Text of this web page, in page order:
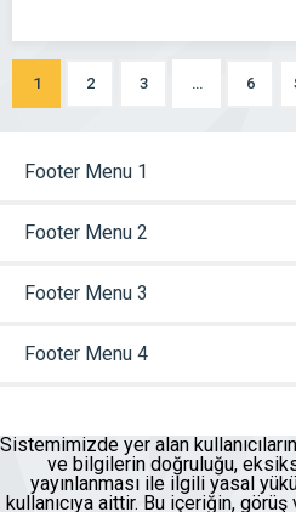
1 2 3 … 6
Footer Menu 1
Footer Menu 2
Footer Menu 3
Footer Menu 4
Sistemimizde yer alan
ve bilgilerin doğruluğu,
yayınlanması ile ilgili yasal
kullanıcıya aittir. Bu içeriğin,